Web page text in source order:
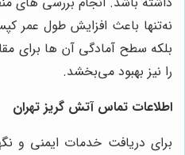
نه‌تنها باعث افزایش طول عمر
بلکه سطح آمادگی آن ها برای
را نیز بهبود می‌بخشد.
اطلاعات تماس آتش گریز تهران
برای دریافت خدمات ایمنی و